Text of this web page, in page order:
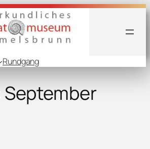
Rundgang
September